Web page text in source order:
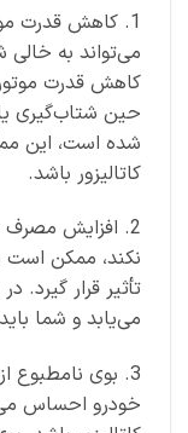
1. کاهش قدرت
می‌تواند به خالی
کاهش قدرت
حین شتاب‌گیری
شده است، این
کاتالیزور باشد.
2. افزایش مصرف
نکند، ممکن
تأثیر قرار
می‌یابد و شما
3. بوی نامطبوع
خودرو احساس